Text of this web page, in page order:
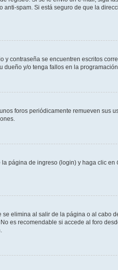
spam. Si está seguro de que la
contraseña se encuentren escritos
y/o tenga fallos en la
foros periódicamente remueven sus
página de ingreso (login) y haga clic en
elimina al salir de la página o al cabo
es recomendable si accede al foro